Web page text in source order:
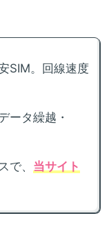
SIM。回線速度
ータ繰越・
で、 当サイト